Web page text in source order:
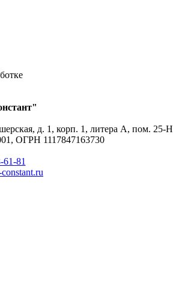
д. 1, корп. 1, литера А, пом. 25-Н
ОГРН 1117847163730
61-81